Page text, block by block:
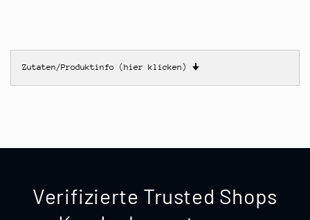
Zutaten/Produktinfo (hier klicken) 🠋
Verifizierte Trusted Shops